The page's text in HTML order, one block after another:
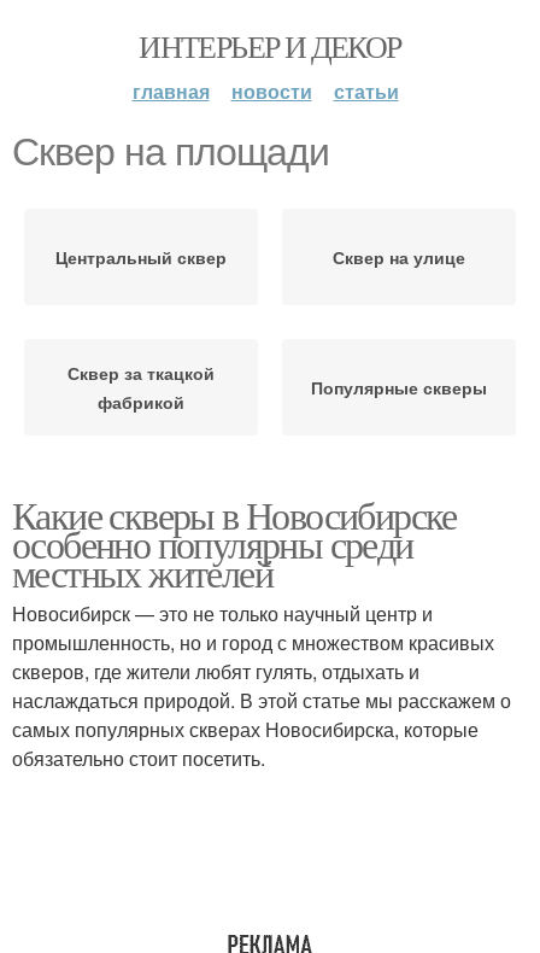
ИНТЕРЬЕР И ДЕКОР
главная новости статьи
Сквер на площади
Центральный сквер Сквер на улице
Сквер за ткацкой
фабрикой
Популярные скверы
Какие скверы в Новосибирске
особенно популярны среди
местных жителей
Новосибирск — это не только научный центр и
промышленность, но и город с множеством красивых
скверов, где жители любят гулять, отдыхать и
наслаждаться природой. В этой статье мы расскажем о
самых популярных скверах Новосибирска, которые
обязательно стоит посетить.